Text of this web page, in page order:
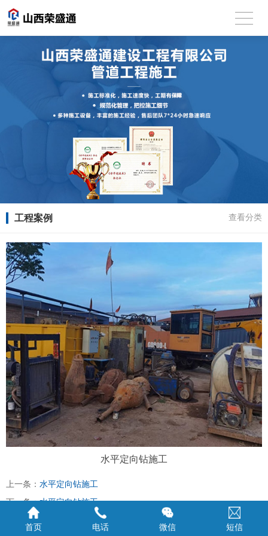
工程案例 查看分类
水平定向钻施工
上一条： 水平定向钻施工
下一条：水平定向钻施工
首页 电话 微信 短信